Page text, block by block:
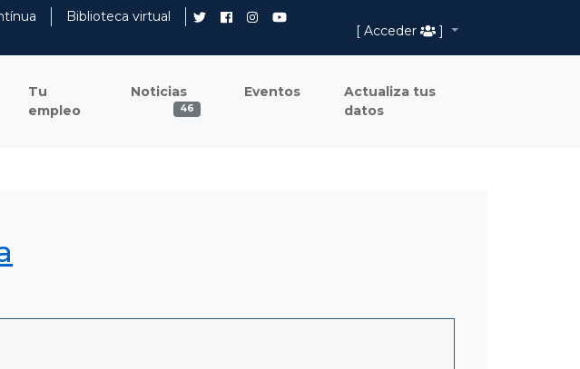
Biblioteca virtual
[ Acceder
]
Tu
empleo
Noticias
46
Eventos
Actualiza tus
datos